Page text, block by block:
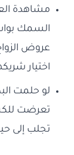
مشاهدة
السمك
عروض
اختيار
لو حلمت
تعرضت
تجلب إلى